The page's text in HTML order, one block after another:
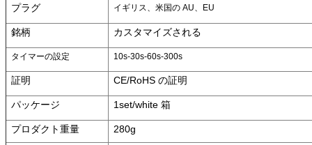
プラグ イギリス、米国の AU、EU
銘柄 カスタマイズされる
タイマーの設定 10s-30s-60s-300s
証明 CE/RoHS の証明
パッケージ 1set/white 箱
プロダクト重量
280g